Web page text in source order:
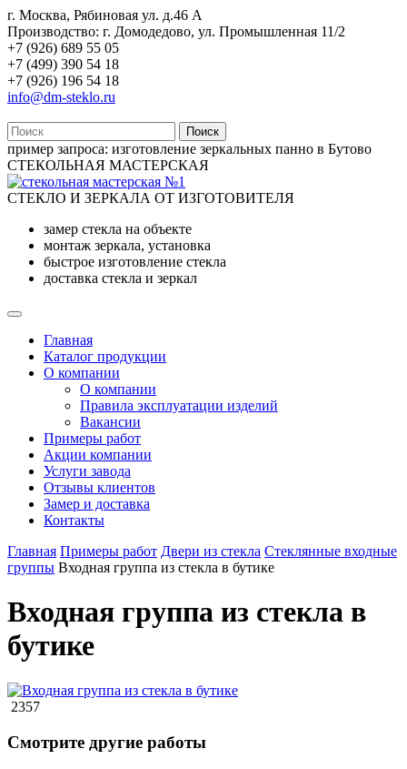
г. Москва, Рябиновая ул. д.46 А
Производство: г. Домодедово, ул. Промышленная 11/2
+7 (926) 689 55 05
+7 (499) 390 54 18
+7 (926) 196 54 18
info@dm-steklo.ru
Поиск
пример запроса: изготовление зеркальных панно в Бутово
СТЕКОЛЬНАЯ МАСТЕРСКАЯ
СТЕКЛО И ЗЕРКАЛА ОТ ИЗГОТОВИТЕЛЯ
замер стекла на объекте
монтаж зеркала, установка
быстрое изготовление стекла
доставка стекла и зеркал
Главная
Каталог продукции
О компании
О компании
Правила эксплуатации изделий
Вакансии
Примеры работ
Акции компании
Услуги завода
Отзывы клиентов
Замер и доставка
Контакты
Главная Примеры работ Двери из стекла Стеклянные входные
группы Входная группа из стекла в бутике
Входная группа из стекла в
бутике
2357
Смотрите другие работы